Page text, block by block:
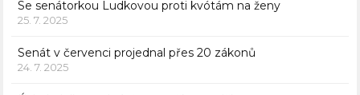
Se senátorkou Ludkovou proti kvótám na ženy
25. 7. 2025
Senát v červenci projednal přes 20 zákonů
24. 7. 2025